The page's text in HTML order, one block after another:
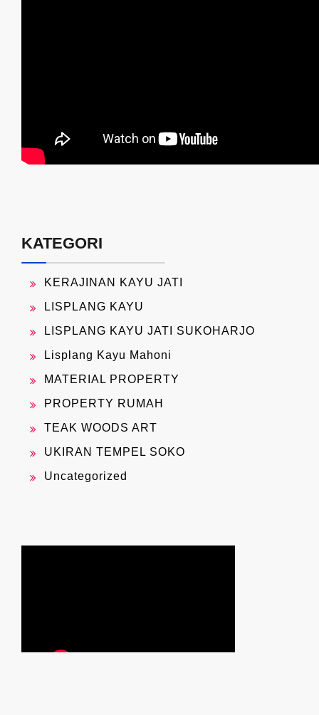
KATEGORI
KERAJINAN KAYU JATI
LISPLANG KAYU
LISPLANG KAYU JATI SUKOHARJO
Lisplang Kayu Mahoni
MATERIAL PROPERTY
PROPERTY RUMAH
TEAK WOODS ART
UKIRAN TEMPEL SOKO
Uncategorized